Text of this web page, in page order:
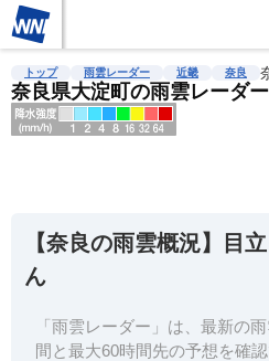
雨雲レーダー 台風情報 地震情報
トップ 雨雲レーダー 近畿 奈良
奈良県大淀町の雨雲レーダー
【奈良の雨雲概況】目
ん
「雨雲レーダー」は、最新の
間と最大60時間先の予想を確認